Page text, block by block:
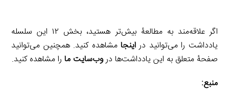
اگر علاقه‌مند به مطالعۀ بیش‌تر هستید، بخش ۱۲ این سلسله
یادداشت را می‌توانید دراینجا مشاهده کنید. همچنین می‌توانید
صفحۀ متعلق به این یادداشت‌ها دروب‌سایت ما را مشاهده کنید.
منبع: